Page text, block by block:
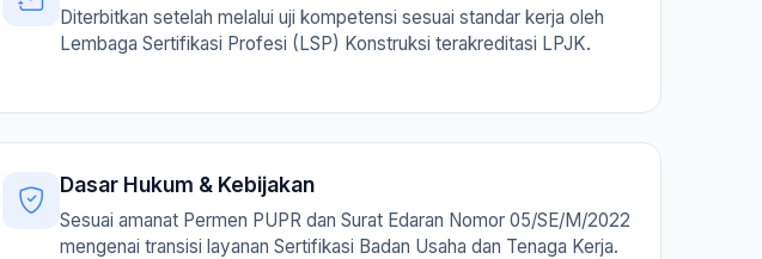
Diterbitkan setelah melalui uji kompetensi sesuai standar kerja oleh
Lembaga Sertifikasi Profesi (LSP) Konstruksi terakreditasi LPJK.
Dasar Hukum & Kebijakan
Sesuai amanat Permen PUPR dan Surat Edaran Nomor 05/SE/M/2022
mengenai transisi layanan Sertifikasi Badan Usaha dan Tenaga Kerja.